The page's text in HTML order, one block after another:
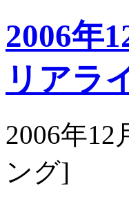
2006年
リアラ
2006年
ング]